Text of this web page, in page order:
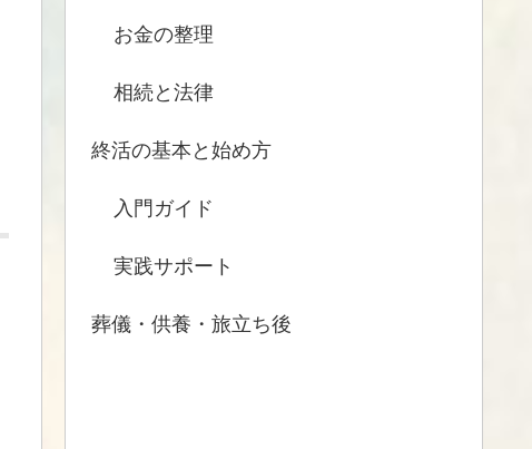
お金の整理
相続と法律
終活の基本と始め方
入門ガイド
実践サポート
葬儀・供養・旅立ち後